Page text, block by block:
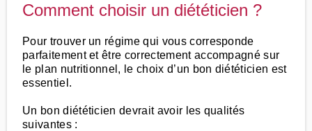
Comment choisir un diététicien ?
Pour trouver un régime qui vous corresponde
parfaitement et être correctement accompagné sur
le plan nutritionnel, le choix d’un bon diététicien est
essentiel.
Un bon diététicien devrait avoir les qualités
suivantes :